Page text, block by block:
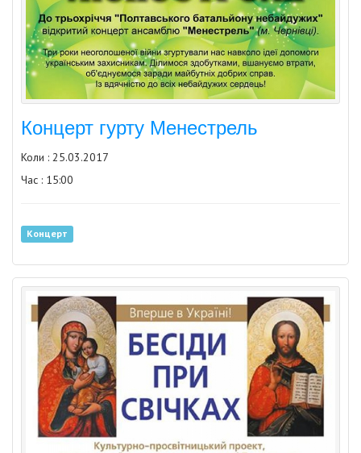
Концерт гурту Менестрель
Коли : 25.03.2017
Час : 15:00
Концерт